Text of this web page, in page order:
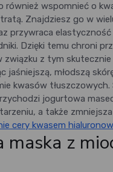
również wspomnieć o
Znajdziesz go w
przywraca
Dzięki temu chroni
związku z tym
jaśniejszą, młodszą
kwasów
jogurtowa
a także
cery kwasem
maska z